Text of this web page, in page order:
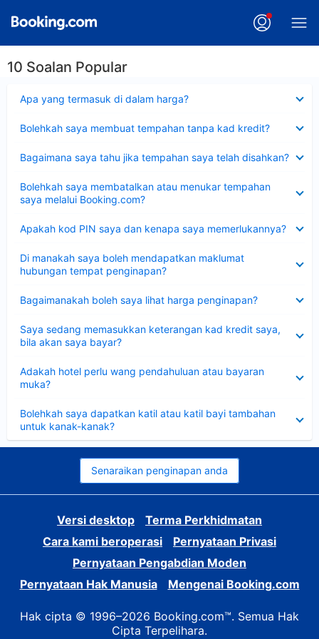
10 Soalan Popular
Apa yang termasuk di dalam harga?
Bolehkah saya membuat tempahan tanpa kad kredit?
Bagaimana saya tahu jika tempahan saya telah disahkan?
Bolehkah saya membatalkan atau menukar tempahan
saya melalui Booking.com?
Apakah kod PIN saya dan kenapa saya memerlukannya?
Di manakah saya boleh mendapatkan maklumat
hubungan tempat penginapan?
Bagaimanakah boleh saya lihat harga penginapan?
Saya sedang memasukkan keterangan kad kredit saya,
bila akan saya bayar?
Adakah hotel perlu wang pendahuluan atau bayaran
muka?
Bolehkah saya dapatkan katil atau katil bayi tambahan
untuk kanak-kanak?
Senaraikan penginapan anda
Versi desktop
Terma Perkhidmatan
Cara kami beroperasi
Pernyataan Privasi
Pernyataan Pengabdian Moden
Pernyataan Hak Manusia
Mengenai Booking.com
Hak cipta © 1996–2026 Booking.com™. Semua Hak
Cipta Terpelihara.